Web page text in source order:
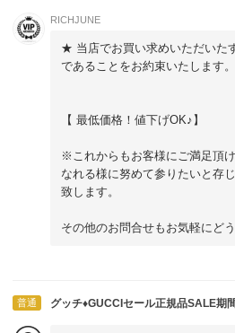
RICHJUNE
★ 当店でお買い求めいただいた
であることをお約束いたします。
【 最低価格！値下げOK♪】
※これからもお客様にご満足頂
なれる様に努めて参りたいと存
致します。
その他のお問合せもお気軽にどう
普通 グッチ♦GUCCIセール正規品SALE期